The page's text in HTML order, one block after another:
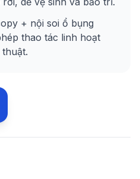
+ nội soi ổ bụng
thao tác linh hoạt